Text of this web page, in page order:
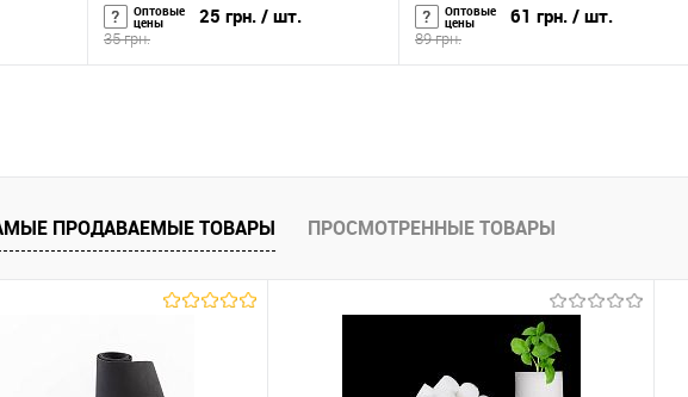
(MS
Оптовые
цены 25 грн. / шт.
35 грн.
см OSPORT (MS 4133)
Оптовые
цены 61 грн. / шт.
89 грн.
ПРОДАВАЕМЫЕ ТОВАРЫ ПРОСМОТРЕННЫЕ ТОВАРЫ